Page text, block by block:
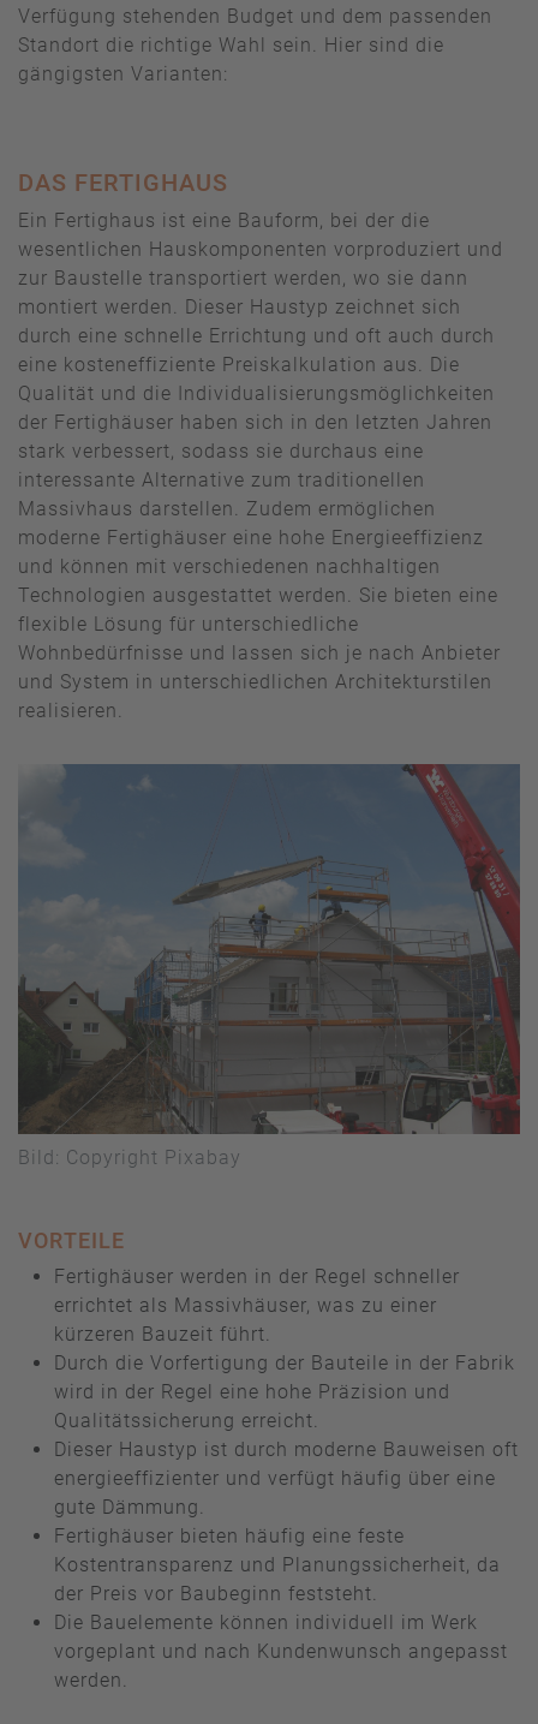
Verfügung stehenden Budget und dem passenden
Standort die richtige Wahl sein. Hier sind die
gängigsten Varianten:
DAS FERTIGHAUS
Ein Fertighaus ist eine Bauform, bei der die
wesentlichen Hauskomponenten vorproduziert und
zur Baustelle transportiert werden, wo sie dann
montiert werden. Dieser Haustyp zeichnet sich
durch eine schnelle Errichtung und oft auch durch
eine kosteneffiziente Preiskalkulation aus. Die
Qualität und die Individualisierungsmöglichkeiten
der Fertighäuser haben sich in den letzten Jahren
stark verbessert, sodass sie durchaus eine
interessante Alternative zum traditionellen
Massivhaus darstellen. Zudem ermöglichen
moderne Fertighäuser eine hohe Energieeffizienz
und können mit verschiedenen nachhaltigen
Technologien ausgestattet werden. Sie bieten eine
flexible Lösung für unterschiedliche
Wohnbedürfnisse und lassen sich je nach Anbieter
und System in unterschiedlichen Architekturstilen
realisieren.
Bild: Copyright Pixabay
VORTEILE
Fertighäuser werden in der Regel schneller
errichtet als Massivhäuser, was zu einer
kürzeren Bauzeit führt.
Durch die Vorfertigung der Bauteile in der Fabrik
wird in der Regel eine hohe Präzision und
Qualitätssicherung erreicht.
Dieser Haustyp ist durch moderne Bauweisen oft
energieeffizienter und verfügt häufig über eine
gute Dämmung.
Fertighäuser bieten häufig eine feste
Kostentransparenz und Planungssicherheit, da
der Preis vor Baubeginn feststeht.
Die Bauelemente können individuell im Werk
vorgeplant und nach Kundenwunsch angepasst
werden.